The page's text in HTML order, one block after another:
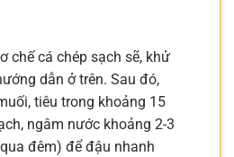
chế cá chép sạch sẽ, khử
dẫn ở trên. Sau đó,
tiêu trong khoảng 15
ngâm nước khoảng 2-3
đêm) để đậu nhanh